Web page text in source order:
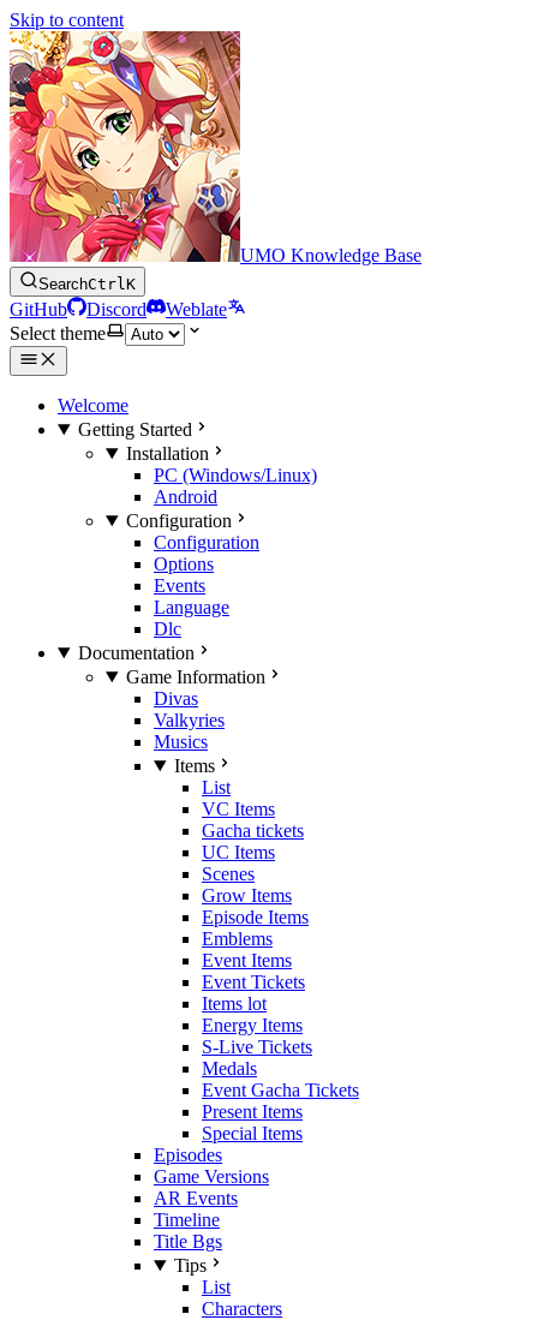
Skip to content
UMO Knowledge Base
SearchCtrlK
GitHub Discord
Weblate
Select theme
Welcome
Getting Started
Installation
PC (Windows/Linux)
Android
Configuration
Configuration
Options
Events
Language
Dlc
Documentation
Game Information
Divas
Valkyries
Musics
Items
List
VC Items
Gacha tickets
UC Items
Scenes
Grow Items
Episode Items
Emblems
Event Items
Event Tickets
Items lot
Energy Items
S-Live Tickets
Medals
Event Gacha Tickets
Present Items
Special Items
Episodes
Game Versions
AR Events
Timeline
Title Bgs
Tips
List
Characters